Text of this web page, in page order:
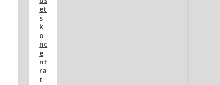
et
s
k
o
nc
e
nt
ra
t